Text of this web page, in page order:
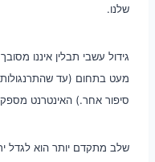
שלנו.
גידול עשבי תבלין איננו
מעט בתחום (עד
סיפור אחר.) האינטרנט
שלב מתקדם יותר הוא לגדל